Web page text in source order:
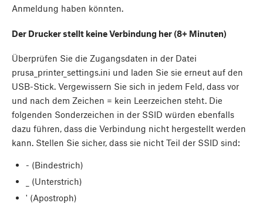
Anmeldung haben könnten.
Der Drucker stellt keine Verbindung her (8+ Minuten)
Überprüfen Sie die Zugangsdaten in der Datei
prusa_printer_settings.ini und laden Sie sie erneut auf den
USB-Stick. Vergewissern Sie sich in jedem Feld, dass vor
und nach dem Zeichen = kein Leerzeichen steht. Die
folgenden Sonderzeichen in der SSID würden ebenfalls
dazu führen, dass die Verbindung nicht hergestellt werden
kann. Stellen Sie sicher, dass sie nicht Teil der SSID sind:
- (Bindestrich)
_ (Unterstrich)
' (Apostroph)